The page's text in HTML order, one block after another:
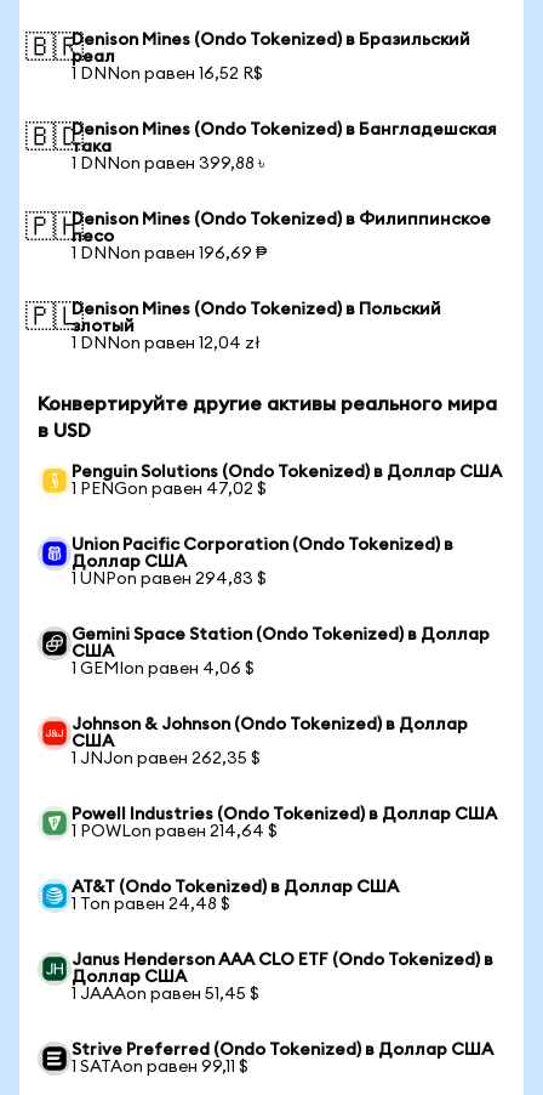
🇧🇷Denison Mines (Ondo Tokenized) в Бразильский
реал
1 DNNon равен 16,52 R$
🇧🇩Denison Mines (Ondo Tokenized) в Бангладешская
така
1 DNNon равен 399,88 ৳
🇵🇭Denison Mines (Ondo Tokenized) в Филиппинское
песо
1 DNNon равен 196,69 ₱
🇵🇱Denison Mines (Ondo Tokenized) в Польский
злотый
1 DNNon равен 12,04 zł
Конвертируйте другие активы реального мира
в USD
Penguin Solutions (Ondo Tokenized) в Доллар США
1 PENGon равен 47,02 $
Union Pacific Corporation (Ondo Tokenized) в
Доллар США
1 UNPon равен 294,83 $
Gemini Space Station (Ondo Tokenized) в Доллар
США
1 GEMIon равен 4,06 $
Johnson & Johnson (Ondo Tokenized) в Доллар
США
1 JNJon равен 262,35 $
Powell Industries (Ondo Tokenized) в Доллар США
1 POWLon равен 214,64 $
AT&T (Ondo Tokenized) в Доллар США
1 Ton равен 24,48 $
Janus Henderson AAA CLO ETF (Ondo Tokenized) в
Доллар США
1 JAAAon равен 51,45 $
Strive Preferred (Ondo Tokenized) в Доллар США
1 SATAon равен 99,11 $